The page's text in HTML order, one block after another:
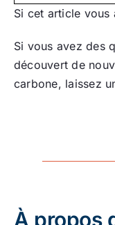
Si cet article vous
Si vous avez des
découvert de
carbone, laissez
À propos